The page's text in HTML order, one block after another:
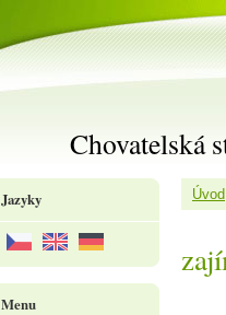
Chovatelská
Úvod
Jazyky
Menu